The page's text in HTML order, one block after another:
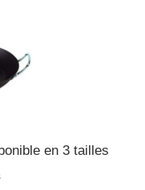
en 3 tailles